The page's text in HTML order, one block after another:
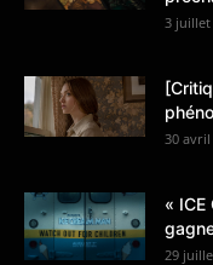
3 juillet
30 avril
«
29